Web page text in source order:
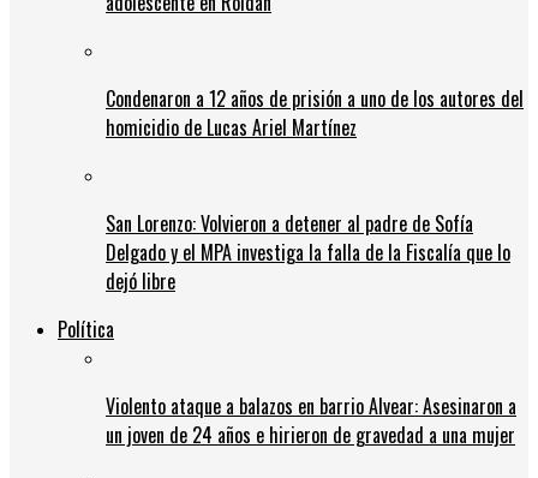
Condenaron a 12 años de prisión a uno de los autores del
homicidio de Lucas Ariel Martínez
San Lorenzo: Volvieron a detener al padre de Sofía
Delgado y el MPA investiga la falla de la Fiscalía que lo
dejó libre
Política
Violento ataque a balazos en barrio Alvear: Asesinaron a
un joven de 24 años e hirieron de gravedad a una mujer